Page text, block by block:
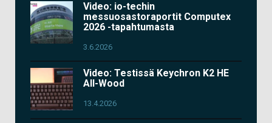
Video: io-techin
messuosastoraportit Computex
2026 -tapahtumasta
3.6.2026
Video: Testissä Keychron K2 HE
All-Wood
13.4.2026